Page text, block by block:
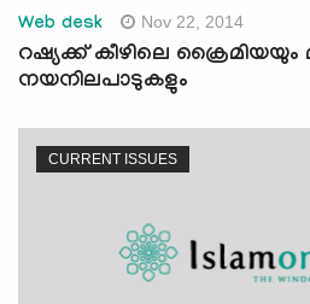
Web desk Nov 22, 2014
റഷ്യക്ക് കീഴിലെ ക്രൈമിയയും
നയനിലപാടുകളും
CURRENT ISSUES